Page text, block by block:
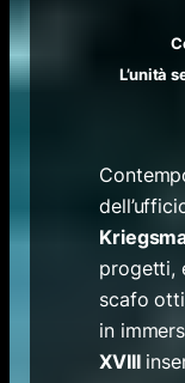
L’unità
progetti,
scafo
in
XVIII